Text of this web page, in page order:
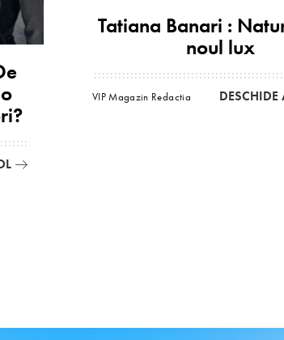
Tatiana Banari :
noul lux
VIP Magazin Redactia DESCHIDE